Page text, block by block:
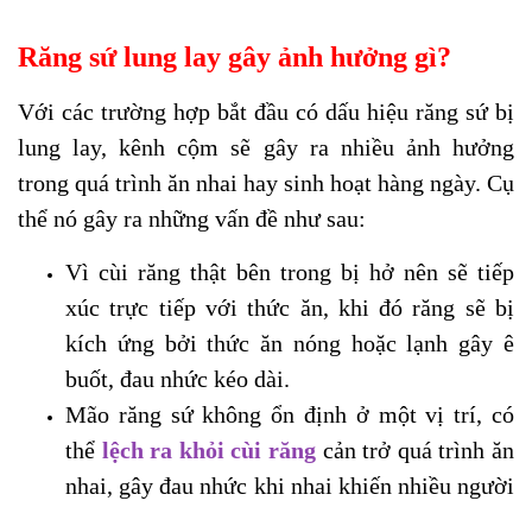
Răng sứ lung lay gây ảnh hưởng gì?
Với các trường hợp bắt đầu có dấu hiệu răng sứ bị
lung lay, kênh cộm sẽ gây ra nhiều ảnh hưởng
trong quá trình ăn nhai hay sinh hoạt hàng ngày. Cụ
thể nó gây ra những vấn đề như sau:
Vì cùi răng thật bên trong bị hở nên sẽ tiếp
xúc trực tiếp với thức ăn, khi đó răng sẽ bị
kích ứng bởi thức ăn nóng hoặc lạnh gây ê
buốt, đau nhức kéo dài.
Mão răng sứ không ổn định ở một vị trí, có
thể lệch ra khỏi cùi răng cản trở quá trình ăn
nhai, gây đau nhức khi nhai khiến nhiều người